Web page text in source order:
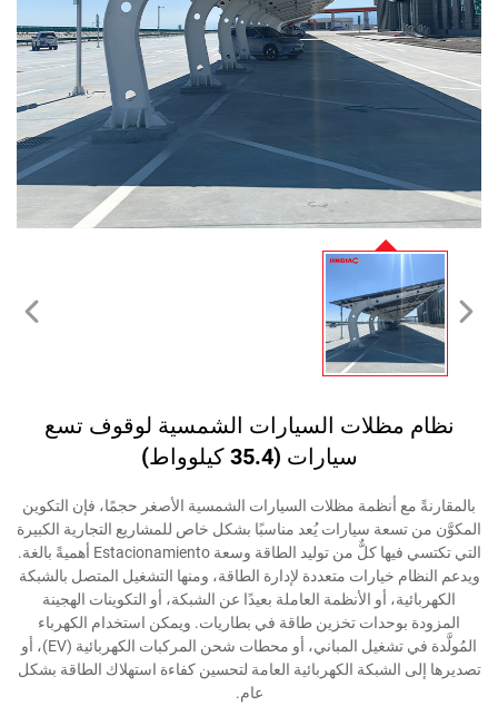
نظام مظلات السيارات الشمسية لوقوف تسع
سيارات (35.4 كيلوواط)
مع أنظمة مظلات السيارات الشمسية الأصغر حجمًا، فإن التكوين
من تسعة سيارات يُعد مناسبًا بشكل خاص للمشاريع التجارية الكبيرة
التي تكتسي فيها كلٌّ من توليد الطاقة وسعة Estacionamiento أهميةً بالغة.
النظام خيارات متعددة لإدارة الطاقة، ومنها التشغيل المتصل بالشبكة
الكهربائية، أو الأنظمة العاملة بعيدًا عن الشبكة، أو التكوينات الهجينة
المزودة بوحدات تخزين طاقة في بطاريات. ويمكن استخدام الكهرباء
المُولَّدة في تشغيل المباني، أو محطات شحن المركبات الكهربائية (EV)، أو
إلى الشبكة الكهربائية العامة لتحسين كفاءة استهلاك الطاقة بشكل
عام.